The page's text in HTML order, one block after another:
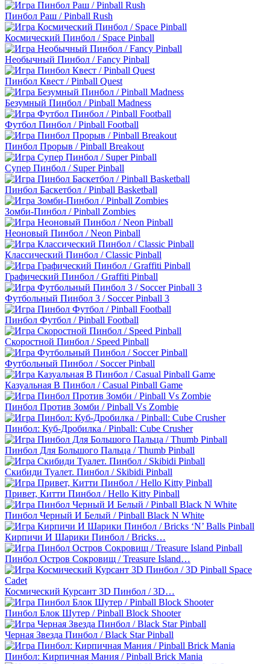
Пинбол Раш / Pinball Rush
Космический Пинбол / Space Pinball
Необычный Пинбол / Fancy Pinball
Пинбол Квест / Pinball Quest
Безумный Пинбол / Pinball Madness
Футбол Пинбол / Pinball Football
Пинбол Прорыв / Pinball Breakout
Супер Пинбол / Super Pinball
Пинбол Баскетбол / Pinball Basketball
Зомби-Пинбол / Pinball Zombies
Неоновый Пинбол / Neon Pinball
Классический Пинбол / Classic Pinball
Графический Пинбол / Graffiti Pinball
Футбольный Пинбол 3 / Soccer Pinball 3
Пинбол Футбол / Pinball Football
Скоростной Пинбол / Speed Pinball
Футбольный Пинбол / Soccer Pinball
Казуальная В Пинбол / Casual Pinball Game
Пинбол Против Зомби / Pinball Vs Zombie
Пинбол: Куб-Дробилка / Pinball: Cube Crusher
Пинбол Для Большого Пальца / Thumb Pinball
Скибиди Туалет. Пинбол / Skibidi Pinball
Привет, Китти Пинбол / Hello Kitty Pinball
Пинбол Черный И Белый / Pinball Black N White
Кирпичи И Шарики Пинбол / Bricks…
Пинбол Остров Сокровищ / Treasure Island…
Космический Курсант 3D Пинбол / 3D…
Пинбол Блок Шутер / Pinball Block Shooter
Черная Звезда Пинбол / Black Star Pinball
Пинбол: Кирпичная Мания / Pinball Brick Mania